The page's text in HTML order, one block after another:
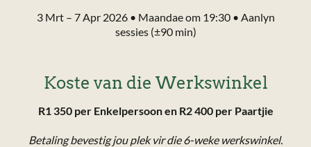
3 Mrt – 7 Apr 2026 • Maandae om 19:30 • Aanlyn
sessies (±90 min)
Koste van die Werkswinkel
R1 350 per Enkelpersoon en R2 400 per Paartjie
Betaling bevestig jou plek vir die 6-weke werkswinkel.